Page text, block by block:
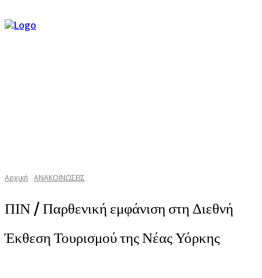
Αρχική ΑΝΑΚΟΙΝΩΣΕΙΣ
ΠΙΝ / Παρθενική εμφάνιση στη Διεθνή
Έκθεση Τουρισμού της Νέας Υόρκης